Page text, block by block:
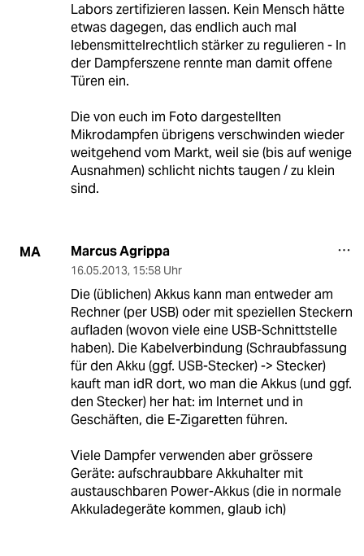
Labors zertifizieren lassen. Kein Mensch hätte
etwas dagegen, das endlich auch mal
lebensmittelrechtlich stärker zu regulieren - In
der Dampferszene rennte man damit offene
Türen ein.
Die von euch im Foto dargestellten
Mikrodampfen übrigens verschwinden wieder
weitgehend vom Markt, weil sie (bis auf wenige
Ausnahmen) schlicht nichts taugen / zu klein
sind.
MA Marcus Agrippa
16.05.2013, 15:58 Uhr
Die (üblichen) Akkus kann man entweder am
Rechner (per USB) oder mit speziellen Steckern
aufladen (wovon viele eine USB-Schnittstelle
haben). Die Kabelverbindung (Schraubfassung
für den Akku (ggf. USB-Stecker) -> Stecker)
kauft man idR dort, wo man die Akkus (und ggf.
den Stecker) her hat: im Internet und in
Geschäften, die E-Zigaretten führen.
Viele Dampfer verwenden aber grössere
Geräte: aufschraubbare Akkuhalter mit
austauschbaren Power-Akkus (die in normale
Akkuladegeräte kommen, glaub ich)